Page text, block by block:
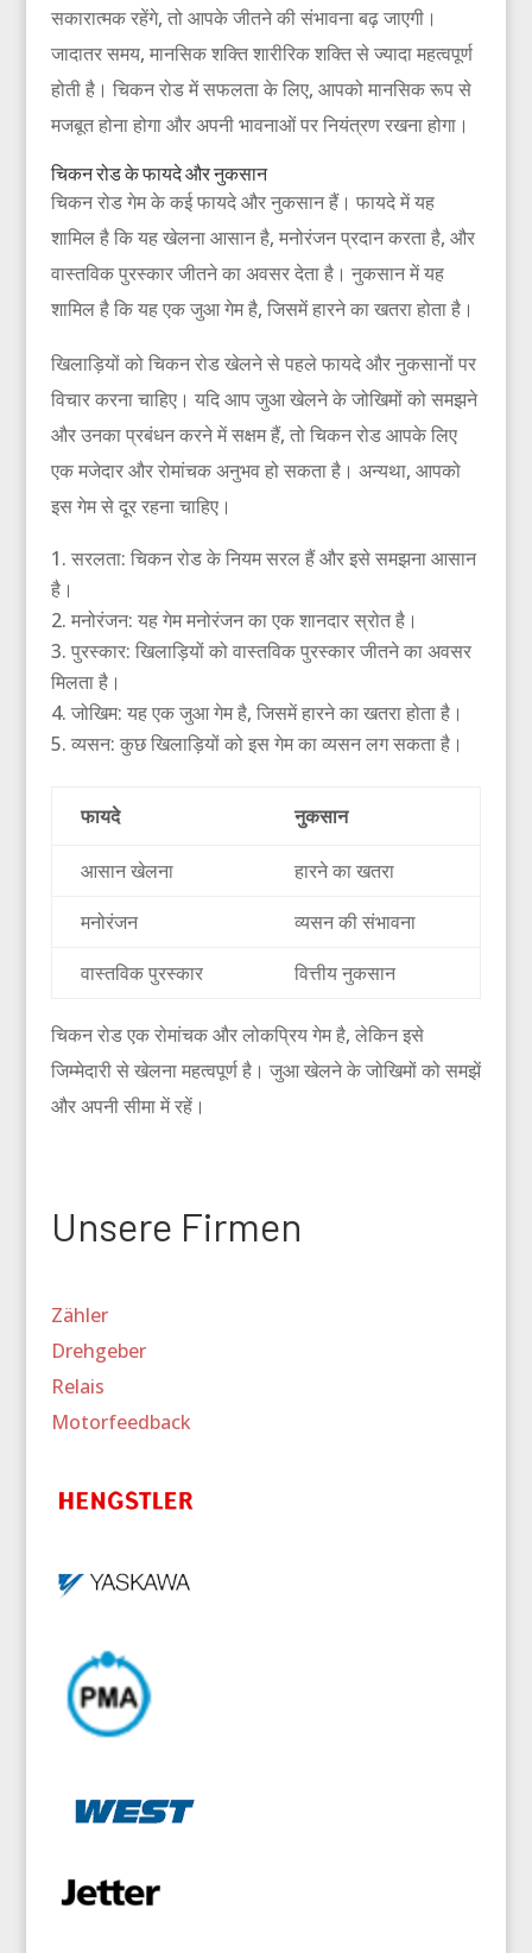
सकारात्मक रहेंगे, तो आपके जीतने की संभावना बढ़ जाएगी।
जादातर समय, मानसिक शक्ति शारीरिक शक्ति से ज्यादा महत्वपूर्ण
होती है। चिकन रोड में सफलता के लिए, आपको मानसिक रूप से
मजबूत होना होगा और अपनी भावनाओं पर नियंत्रण रखना होगा।
चिकन रोड के फायदे और नुकसान
चिकन रोड गेम के कई फायदे और नुकसान हैं। फायदे में यह
शामिल है कि यह खेलना आसान है, मनोरंजन प्रदान करता है, और
वास्तविक पुरस्कार जीतने का अवसर देता है। नुकसान में यह
शामिल है कि यह एक जुआ गेम है, जिसमें हारने का खतरा होता है।
खिलाड़ियों को चिकन रोड खेलने से पहले फायदे और नुकसानों पर
विचार करना चाहिए। यदि आप जुआ खेलने के जोखिमों को समझने
और उनका प्रबंधन करने में सक्षम हैं, तो चिकन रोड आपके लिए
एक मजेदार और रोमांचक अनुभव हो सकता है। अन्यथा, आपको
इस गेम से दूर रहना चाहिए।
सरलता: चिकन रोड के नियम सरल हैं और इसे समझना आसान
है।
मनोरंजन: यह गेम मनोरंजन का एक शानदार स्रोत है।
पुरस्कार: खिलाड़ियों को वास्तविक पुरस्कार जीतने का अवसर
मिलता है।
जोखिम: यह एक जुआ गेम है, जिसमें हारने का खतरा होता है।
व्यसन: कुछ खिलाड़ियों को इस गेम का व्यसन लग सकता है।
फायदे नुकसान
आसान खेलना
हारने का खतरा
मनोरंजन
व्यसन की संभावना
वास्तविक पुरस्कार
वित्तीय नुकसान
चिकन रोड एक रोमांचक और लोकप्रिय गेम है, लेकिन इसे
जिम्मेदारी से खेलना महत्वपूर्ण है। जुआ खेलने के जोखिमों को समझें
और अपनी सीमा में रहें।
Unsere Firmen
Zähler
Drehgeber
Relais
Motorfeedback